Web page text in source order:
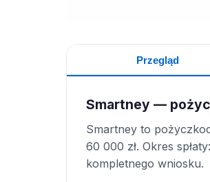
Przegląd
Smartney —
Smartney to
60 000 zł. Okres
kompletnego wniosku.